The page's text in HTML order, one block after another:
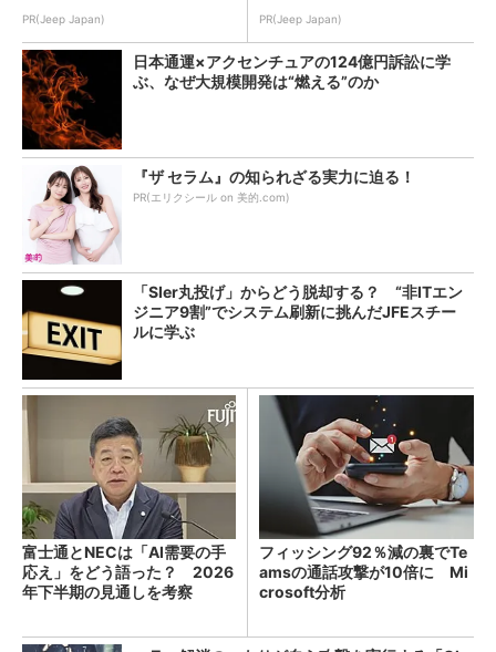
PR(Jeep Japan) PR(Jeep Japan)
日本通運×アクセンチュアの124億円訴訟に学
ぶ、なぜ大規模開発は“燃える”のか
『ザ セラム』の知られざる実力に迫る！
PR(エリクシール on 美的.com)
「SIer丸投げ」からどう脱却する？ “非ITエン
ジニア9割”でシステム刷新に挑んだJFEスチー
ルに学ぶ
富士通とNECは「AI需要の手
応え」をどう語った？ 2026
年下半期の見通しを考察
フィッシング92％減の裏でTe
amsの通話攻撃が10倍に Mi
crosoft分析